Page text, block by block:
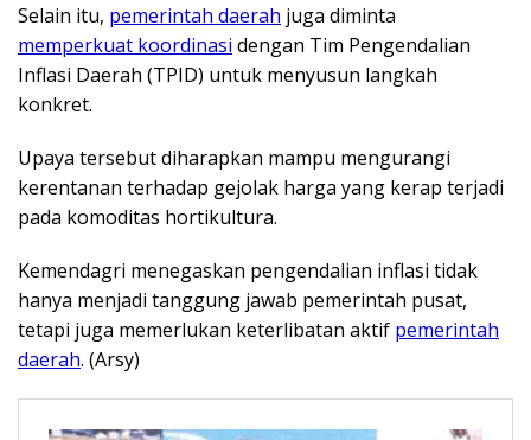
Selain itu, pemerintah daerah juga diminta
memperkuat koordinasi dengan Tim Pengendalian
Inflasi Daerah (TPID) untuk menyusun langkah
konkret.
Upaya tersebut diharapkan mampu mengurangi
kerentanan terhadap gejolak harga yang kerap terjadi
pada komoditas hortikultura.
Kemendagri menegaskan pengendalian inflasi tidak
hanya menjadi tanggung jawab pemerintah pusat,
tetapi juga memerlukan keterlibatan aktif pemerintah
daerah. (Arsy)